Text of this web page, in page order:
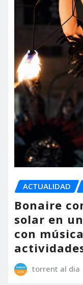
ACTUALIDAD
Bonaire
solar en
con
torrent al dia